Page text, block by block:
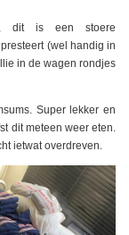
dit is een stoere
(wel handig in
in de wagen rondjes
Super lekker en
dit meteen weer eten.
ietwat overdreven.